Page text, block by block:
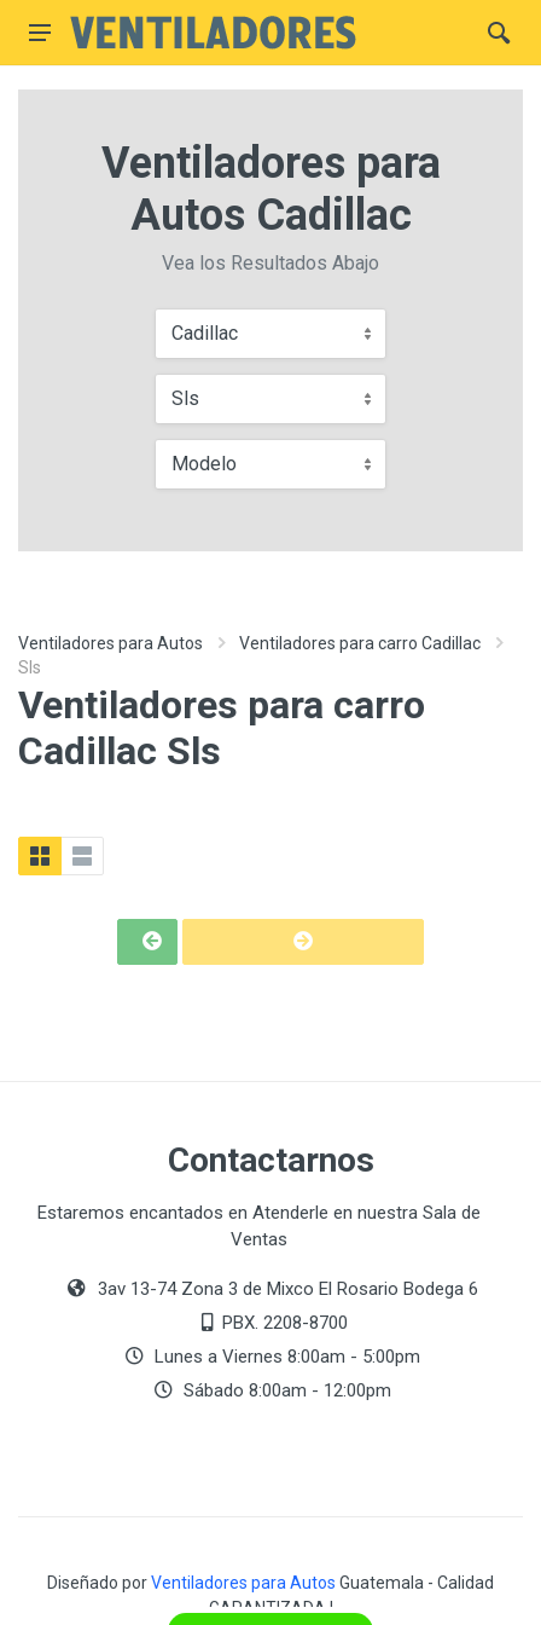
Ventiladores para
Autos Cadillac
Vea los Resultados Abajo
Cadillac
Sls
Modelo
Ventiladores para Autos
Ventiladores para carro Cadillac
Sls
Ventiladores para carro
Cadillac Sls
Contactarnos
Estaremos encantados en Atenderle en nuestra Sala de
Ventas
3av 13-74 Zona 3 de Mixco El Rosario Bodega 6
PBX. 2208-8700
Lunes a Viernes 8:00am - 5:00pm
Sábado 8:00am - 12:00pm
Diseñado porVentiladores para Autos Guatemala - Calidad
GARANTIZADA !